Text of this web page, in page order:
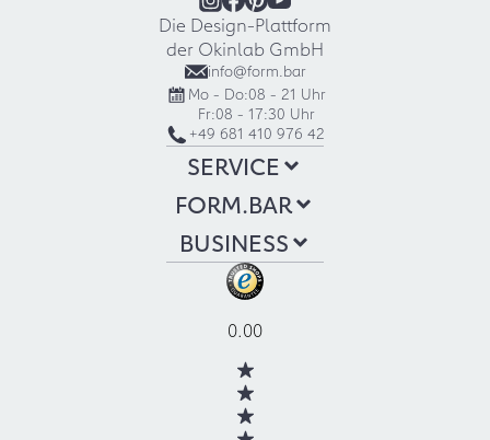
Die Design-Plattform
der Okinlab GmbH
info@form.bar
Mo - Do:08 - 21 Uhr
Fr:08 - 17:30 Uhr
+49 681 410 976 42
SERVICE
FORM.BAR
BUSINESS
0.00